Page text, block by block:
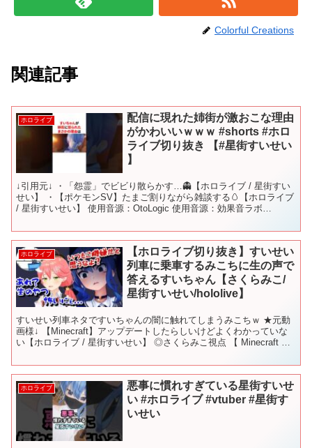
Colorful Creations
関連記事
ホロライブ
配信に現れた姉街が激おこな理由
がかわいいｗｗｗ #shorts #ホロ
ライブ切り抜き 【#星街すいせい
】
↓引用元↓ ・「怨霊」でビビり散らかす…👻【ホロライブ / 星街すい
せい】 ・【ポケモンSV】たまご割りながら雑談する🥚【ホロライブ
/ 星街すいせい】 使用音源：OtoLogic 使用音源：効果音ラボ
ホロライブ
【ホロライブ切り抜き】すいせい
列車に乗車するみこちに生の声で
答えるすいちゃん【さくらみこ/
星街すいせい/hololive】
すいせい列車ネタですいちゃんの闇に触れてしまうみこちｗ ★元動
画様↓ 【Minecraft】アップデートしたらしいけどよくわかっていな
い【ホロライブ / 星街すいせい】 ◎さくらみこ視点 【 Minecraft 】
ホロライブ
悪事に慣れすぎている星街すいせ
い #ホロライブ #vtuber #星街す
いせい